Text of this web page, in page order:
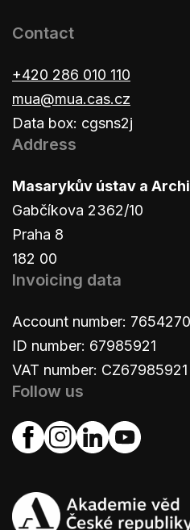
Contact
+420 286 010 110
mua@mua.cas.cz
Data box: cgsns2j
Address
Masarykův ústav a
Gabčíkova 2362/10
Praha 8
182 00
Invoicing data
Account number:
ID number: 67985921
VAT number: CZ67985921
Follow us